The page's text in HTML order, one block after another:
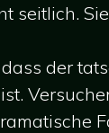
seitlich.
der